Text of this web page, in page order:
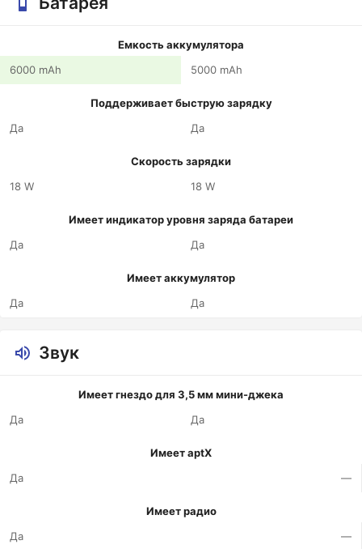
Емкость аккумулятора
6000 mAh
5000 mAh
Поддерживает быструю зарядку
Да
Да
Скорость зарядки
18 W
18 W
Имеет индикатор уровня заряда батареи
Да
Да
Имеет аккумулятор
Да
Да
Звук
Имеет гнездо для 3,5 мм мини-джека
Да
Да
Имеет aptX
Да
—
Имеет радио
Да
—